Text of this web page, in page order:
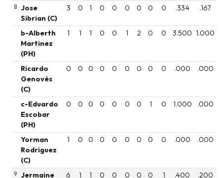
8
Jose
Sibrian (C)
3 0 1 0 0 0 0 0 0 .334 .167
b-Alberth
Martinez
(PH)
1 1 1 0 0 1 2 0 0 3.500 1.000
Ricardo
Genovés
(C)
0 0 0 0 0 0 0 0 0 .000 .000
c-Eduardo
Escobar
(PH)
0 0 0 0 0 0 0 1 0 1.000 .000
Yorman
Rodriguez
(C)
1 0 0 0 0 0 0 0 0 .000 .000
9
Jermaine
6 1 1 0 0 0 0 0 1 .400 .200